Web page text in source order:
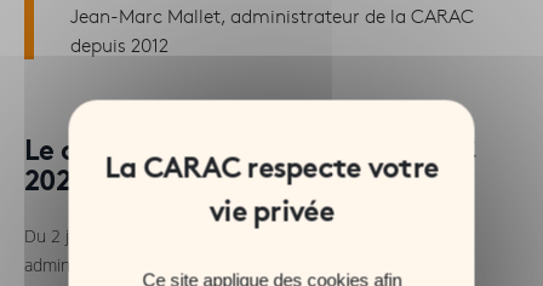
Jean-Marc Mallet, administrateur de la CARAC
depuis 2012
Le calendrier des élections CARAC
2026
Du 2 janvier au 23 février 2026 : appel à candidatures des
administrateurs
Ce site applique des cookies afin